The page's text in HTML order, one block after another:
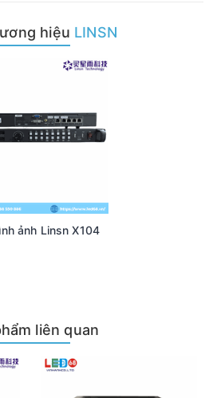
phục bằng USB flash drive và
hiệu LINSN
ảnh Linsn X104
liên quan